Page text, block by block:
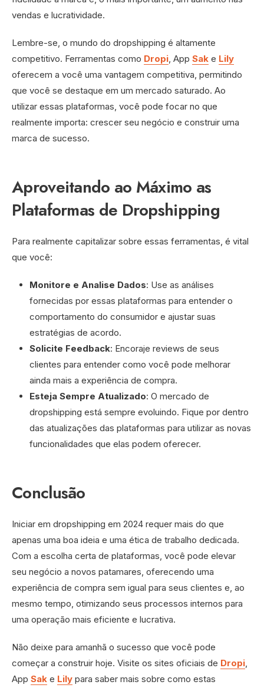
vendas e lucratividade.
Lembre-se, o mundo do dropshipping é altamente
competitivo. Ferramentas como Dropi , App Sak e Lily
oferecem a você uma vantagem competitiva, permitindo
que você se destaque em um mercado saturado. Ao
utilizar essas plataformas, você pode focar no que
realmente importa: crescer seu negócio e construir uma
marca de sucesso.
Aproveitando ao Máximo as
Plataformas de Dropshipping
Para realmente capitalizar sobre essas ferramentas, é vital
que você:
Monitore e Analise Dados: Use as análises
fornecidas por essas plataformas para entender o
comportamento do consumidor e ajustar suas
estratégias de acordo.
Solicite Feedback: Encoraje reviews de seus
clientes para entender como você pode melhorar
ainda mais a experiência de compra.
Esteja Sempre Atualizado: O mercado de
dropshipping está sempre evoluindo. Fique por dentro
das atualizações das plataformas para utilizar as novas
funcionalidades que elas podem oferecer.
Conclusão
Iniciar em dropshipping em 2024 requer mais do que
apenas uma boa ideia e uma ética de trabalho dedicada.
Com a escolha certa de plataformas, você pode elevar
seu negócio a novos patamares, oferecendo uma
experiência de compra sem igual para seus clientes e, ao
mesmo tempo, otimizando seus processos internos para
uma operação mais eficiente e lucrativa.
Não deixe para amanhã o sucesso que você pode
começar a construir hoje. Visite os sites oficiais de Dropi
App Sak e Lily para saber mais sobre como estas